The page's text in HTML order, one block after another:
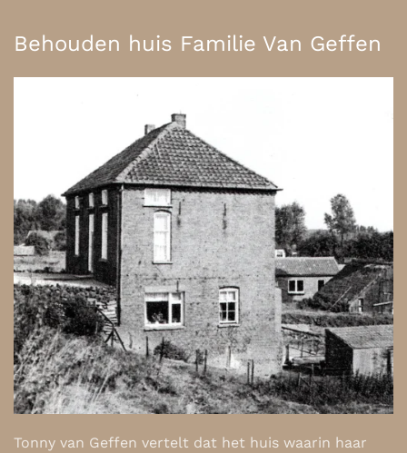
Behouden huis Familie Van Geffen
Tonny van Geffen vertelt dat het huis waarin haar